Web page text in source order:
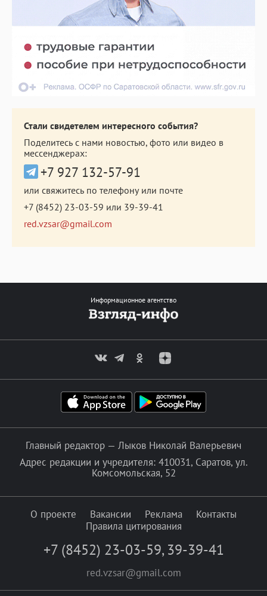
Стали свидетелем интересного события?
Поделитесь с нами новостью, фото или видео в
мессенджерах:
+7 927 132-57-91
или свяжитесь по телефону или почте
+7 (8452) 23-03-59 или 39-39-41
red.vzsar@gmail.com
Информационное агентство
Главный редактор — Лыков Николай Валерьевич
Адрес редакции и учредителя: 410031, Саратов, ул.
Комсомольская, 52
О проекте Вакансии Реклама
Контакты
Правила цитирования
+7 (8452) 23-03-59, 39-39-41
red.vzsar@gmail.com